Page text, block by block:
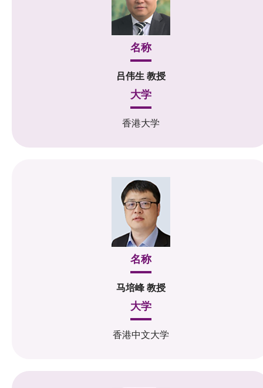
名称
吕伟生 教授
大学
香港大学
名称
马培峰 教授
大学
香港中文大学